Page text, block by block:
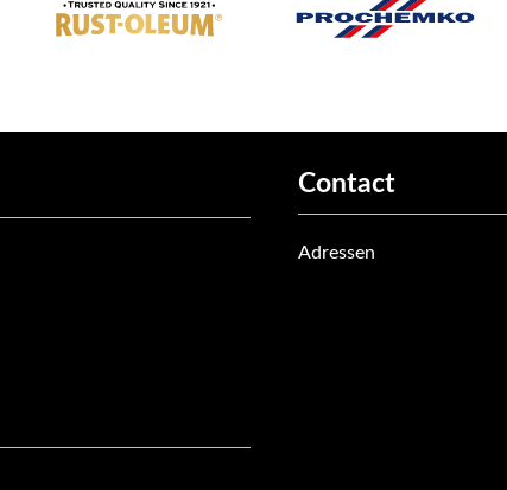
Contact
Adressen